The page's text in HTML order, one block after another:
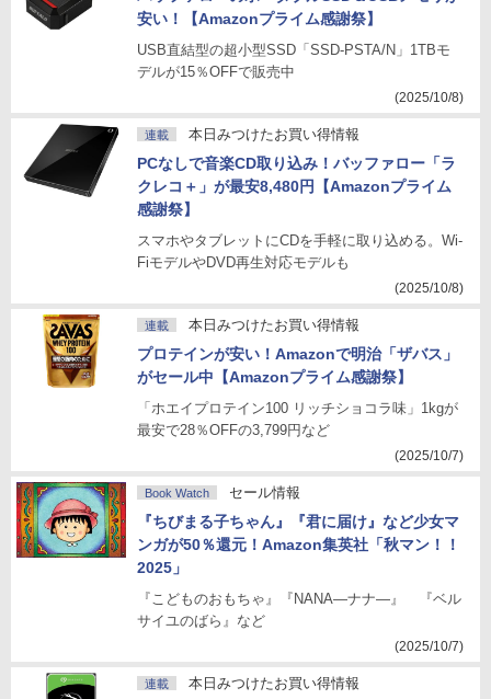
安い！【Amazonプライム感謝祭】
USB直結型の超小型SSD「SSD-PSTA/N」1TBモ
デルが15％OFFで販売中
(2025/10/8)
連載 本日みつけたお買い得情報
PCなしで音楽CD取り込み！バッファロー「ラ
クレコ＋」が最安8,480円【Amazonプライム
感謝祭】
スマホやタブレットにCDを手軽に取り込める。Wi-
FiモデルやDVD再生対応モデルも
(2025/10/8)
連載 本日みつけたお買い得情報
プロテインが安い！Amazonで明治「ザバス」
がセール中【Amazonプライム感謝祭】
「ホエイプロテイン100 リッチショコラ味」1kgが
最安で28％OFFの3,799円など
(2025/10/7)
Book Watch セール情報
『ちびまる子ちゃん』『君に届け』など少女マ
ンガが50％還元！Amazon集英社「秋マン！！
2025」
『こどものおもちゃ』『NANA―ナナ―』 『ベル
サイユのばら』など
(2025/10/7)
連載 本日みつけたお買い得情報